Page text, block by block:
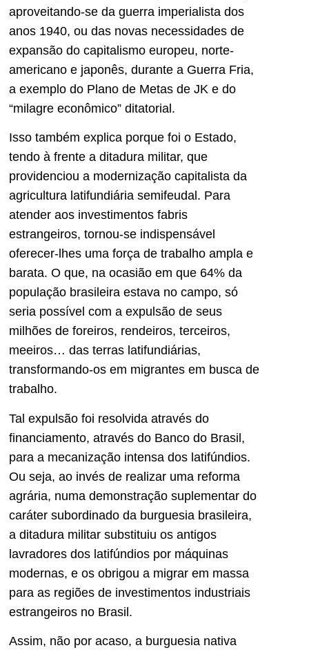
aproveitando-se da guerra imperialista dos
anos 1940, ou das novas necessidades de
expansão do capitalismo europeu, norte-
americano e japonês, durante a Guerra Fria,
a exemplo do Plano de Metas de JK e do
“milagre econômico” ditatorial.
Isso também explica porque foi o Estado,
tendo à frente a ditadura militar, que
providenciou a modernização capitalista da
agricultura latifundiária semifeudal. Para
atender aos investimentos fabris
estrangeiros, tornou-se indispensável
oferecer-lhes uma força de trabalho ampla e
barata. O que, na ocasião em que 64% da
população brasileira estava no campo, só
seria possível com a expulsão de seus
milhões de foreiros, rendeiros, terceiros,
meeiros… das terras latifundiárias,
transformando-os em migrantes em busca de
trabalho.
Tal expulsão foi resolvida através do
financiamento, através do Banco do Brasil,
para a mecanização intensa dos latifúndios.
Ou seja, ao invés de realizar uma reforma
agrária, numa demonstração suplementar do
caráter subordinado da burguesia brasileira,
a ditadura militar substituiu os antigos
lavradores dos latifúndios por máquinas
modernas, e os obrigou a migrar em massa
para as regiões de investimentos industriais
estrangeiros no Brasil.
Assim, não por acaso, a burguesia nativa